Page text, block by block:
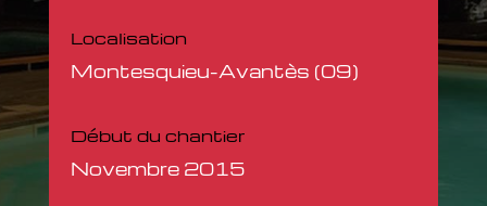
Localisation
Montesquieu-Avantès (09)
Début du chantier
Novembre 2015